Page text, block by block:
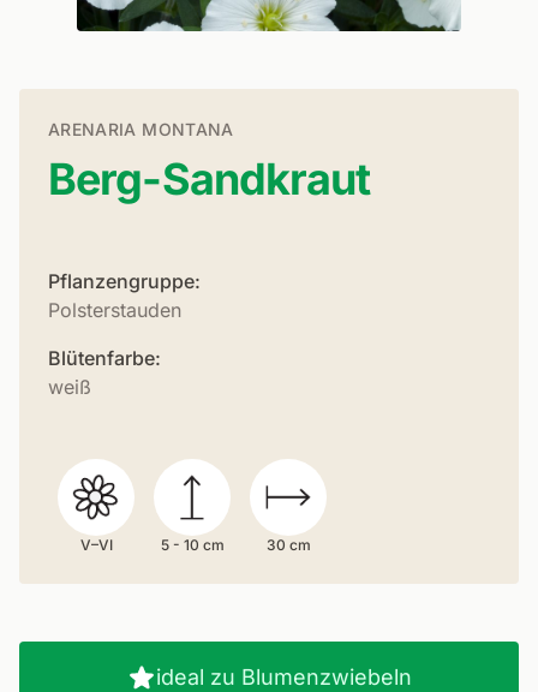
ARENARIA MONTANA
Berg-Sandkraut
Pflanzengruppe:
Polsterstauden
Blütenfarbe:
weiß
V–VI 5 - 10 cm 30 cm
ideal zu Blumenzwiebeln